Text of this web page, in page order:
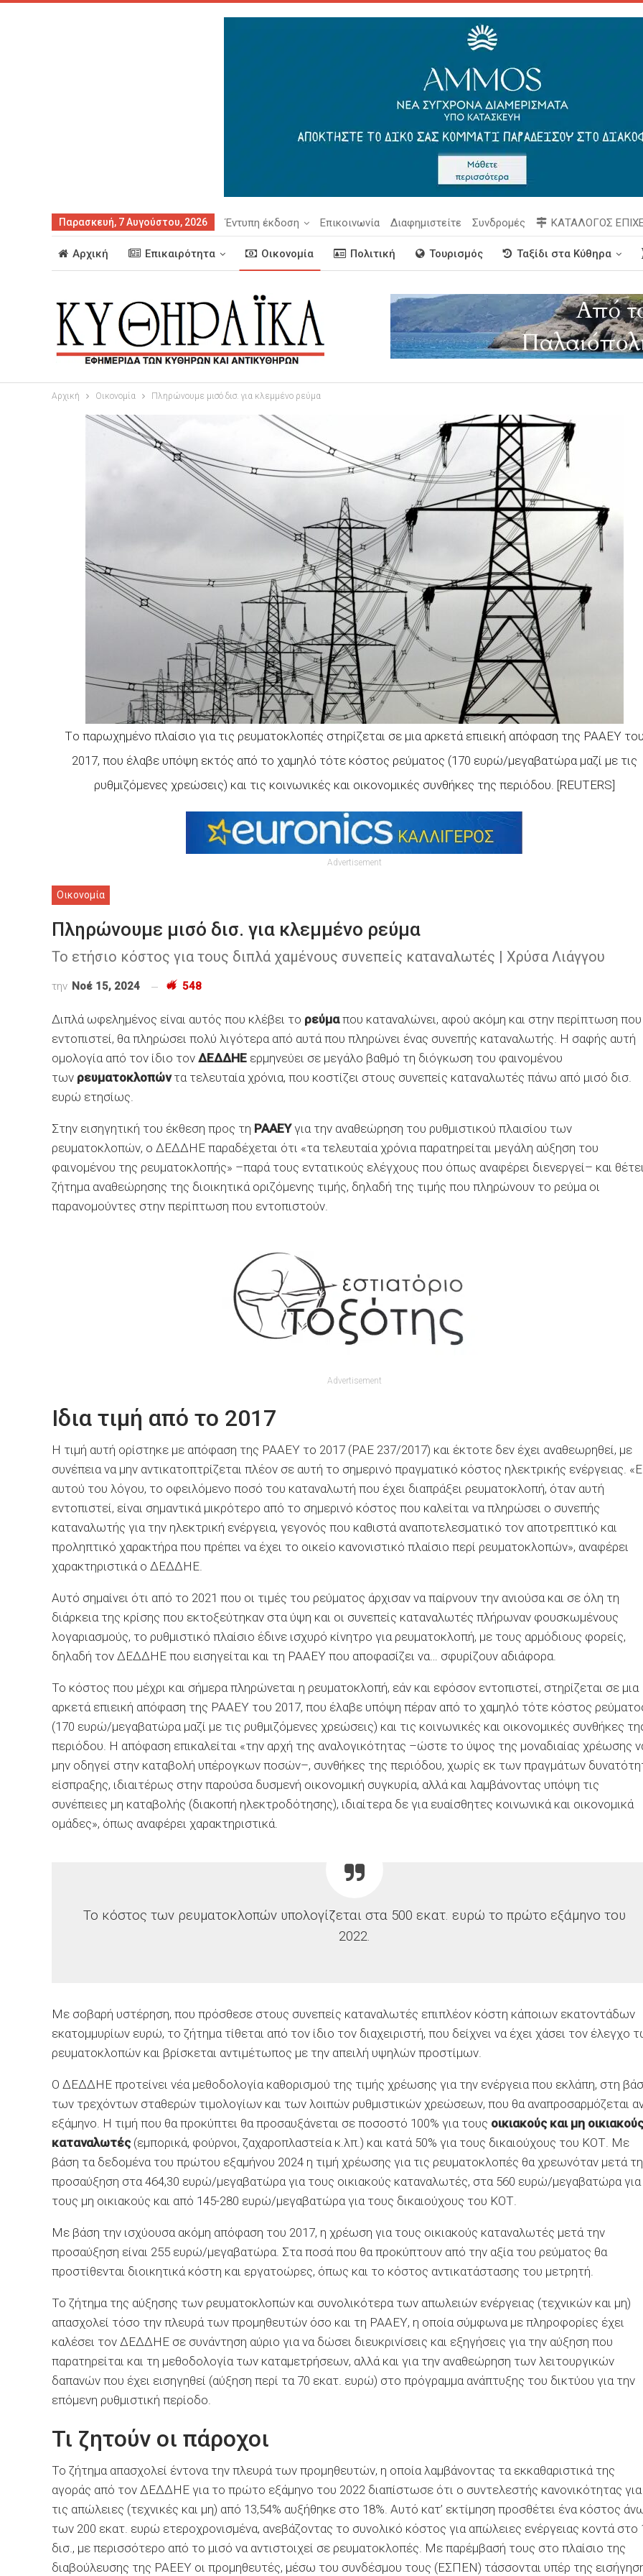
Παρασκευή, 7 Αυγούστου, 2026 Έντυπη έκδοση Επικοινωνία Διαφημιστείτε Συνδρομές ΚΑΤΑΛΟΓΟΣ
Αρχική Επικαιρότητα Οικονομία Πολιτική Τουρισμός Ταξίδι στα Κύθηρα
Αρχική Οικονομία Πληρώνουμε μισό δισ. για κλεμμένο ρεύμα
Tο παρωχημένο πλαίσιο για τις ρευματοκλοπές στηρίζεται σε μια αρκετά επιεική απόφαση της ΡΑΑΕΥ
2017, που έλαβε υπόψη εκτός από το χαμηλό τότε κόστος ρεύματος (170 ευρώ/μεγαβατώρα μαζί με τις
ρυθμιζόμενες χρεώσεις) και τις κοινωνικές και οικονομικές συνθήκες της περιόδου. [REUTERS]
Advertisement
Οικονομία
Πληρώνουμε μισό δισ. για κλεμμένο ρεύμα
Το ετήσιο κόστος για τους διπλά χαμένους συνεπείς καταναλωτές | Χρύσα Λιάγγου
την Νοέ 15, 2024 548
Διπλά ωφελημένος είναι αυτός που κλέβει το ρεύμαπου καταναλώνει, αφού ακόμη και στην περίπτωση που
εντοπιστεί, θα πληρώσει πολύ λιγότερα από αυτά που πληρώνει ένας συνεπής καταναλωτής. Η σαφής αυτή
ομολογία από τον ίδιο τον ΔΕΔΔΗΕ ερμηνεύει σε μεγάλο βαθμό τη διόγκωση του φαινομένου
των ρευματοκλοπώντα τελευταία χρόνια, που κοστίζει στους συνεπείς καταναλωτές πάνω από μισό δισ.
ευρώ ετησίως.
Στην εισηγητική του έκθεση προς τη ΡΑΑΕΥγια την αναθεώρηση του ρυθμιστικού πλαισίου των
ρευματοκλοπών, ο ΔΕΔΔΗΕ παραδέχεται ότι «τα τελευταία χρόνια παρατηρείται μεγάλη αύξηση του
φαινομένου της ρευματοκλοπής» –παρά τους εντατικούς ελέγχους που όπως αναφέρει διενεργεί– και
ζήτημα αναθεώρησης της διοικητικά οριζόμενης τιμής, δηλαδή της τιμής που πληρώνουν το ρεύμα οι
παρανομούντες στην περίπτωση που εντοπιστούν.
Advertisement
Ιδια τιμή από το 2017
Η τιμή αυτή ορίστηκε με απόφαση της ΡΑΑΕΥ το 2017 (ΡΑΕ 237/2017) και έκτοτε δεν έχει αναθεωρηθεί, με
συνέπεια να μην αντικατοπτρίζεται πλέον σε αυτή το σημερινό πραγματικό κόστος ηλεκτρικής ενέργειας.
αυτού του λόγου, το οφειλόμενο ποσό του καταναλωτή που έχει διαπράξει ρευματοκλοπή, όταν αυτή
εντοπιστεί, είναι σημαντικά μικρότερο από το σημερινό κόστος που καλείται να πληρώσει ο συνεπής
καταναλωτής για την ηλεκτρική ενέργεια, γεγονός που καθιστά αναποτελεσματικό τον αποτρεπτικό και
προληπτικό χαρακτήρα που πρέπει να έχει το οικείο κανονιστικό πλαίσιο περί ρευματοκλοπών», αναφέρει
χαρακτηριστικά ο ΔΕΔΔΗΕ.
Αυτό σημαίνει ότι από το 2021 που οι τιμές του ρεύματος άρχισαν να παίρνουν την ανιούσα και σε όλη τη
διάρκεια της κρίσης που εκτοξεύτηκαν στα ύψη και οι συνεπείς καταναλωτές πλήρωναν φουσκωμένους
λογαριασμούς, το ρυθμιστικό πλαίσιο έδινε ισχυρό κίνητρο για ρευματοκλοπή, με τους αρμόδιους φορείς,
δηλαδή τον ΔΕΔΔΗΕ που εισηγείται και τη ΡΑΑΕΥ που αποφασίζει να… σφυρίζουν αδιάφορα.
Το κόστος που μέχρι και σήμερα πληρώνεται η ρευματοκλοπή, εάν και εφόσον εντοπιστεί, στηρίζεται σε μια
αρκετά επιεική απόφαση της ΡΑΑΕΥ του 2017, που έλαβε υπόψη πέραν από το χαμηλό τότε κόστος
(170 ευρώ/μεγαβατώρα μαζί με τις ρυθμιζόμενες χρεώσεις) και τις κοινωνικές και οικονομικές συνθήκες
περιόδου. Η απόφαση επικαλείται «την αρχή της αναλογικότητας –ώστε το ύψος της μοναδιαίας χρέωσης
μην οδηγεί στην καταβολή υπέρογκων ποσών–, συνθήκες της περιόδου, χωρίς εκ των πραγμάτων
είσπραξης, ιδιαιτέρως στην παρούσα δυσμενή οικονομική συγκυρία, αλλά και λαμβάνοντας υπόψη τις
συνέπειες μη καταβολής (διακοπή ηλεκτροδότησης), ιδιαίτερα δε για ευαίσθητες κοινωνικά και οικονομικά
ομάδες», όπως αναφέρει χαρακτηριστικά.
Το κόστος των ρευματοκλοπών υπολογίζεται στα 500 εκατ. ευρώ το πρώτο εξάμηνο του
2022.
Με σοβαρή υστέρηση, που πρόσθεσε στους συνεπείς καταναλωτές επιπλέον κόστη κάποιων εκατοντάδων
εκατομμυρίων ευρώ, το ζήτημα τίθεται από τον ίδιο τον διαχειριστή, που δείχνει να έχει χάσει τον έλεγχο
ρευματοκλοπών και βρίσκεται αντιμέτωπος με την απειλή υψηλών προστίμων.
Ο ΔΕΔΔΗΕ προτείνει νέα μεθοδολογία καθορισμού της τιμής χρέωσης για την ενέργεια που εκλάπη, στη
των τρεχόντων σταθερών τιμολογίων και των λοιπών ρυθμιστικών χρεώσεων, που θα αναπροσαρμόζεται
εξάμηνο. Η τιμή που θα προκύπτει θα προσαυξάνεται σε ποσοστό 100% για τους οικιακούς και μη οικιακούς
καταναλωτές(εμπορικά, φούρνοι, ζαχαροπλαστεία κ.λπ.) και κατά 50% για τους δικαιούχους του ΚΟΤ. Με
βάση τα δεδομένα του πρώτου εξαμήνου 2024 η τιμή χρέωσης για τις ρευματοκλοπές θα χρεωνόταν μετά
προσαύξηση στα 464,30 ευρώ/μεγαβατώρα για τους οικιακούς καταναλωτές, στα 560 ευρώ/μεγαβατώρα για
τους μη οικιακούς και από 145-280 ευρώ/μεγαβατώρα για τους δικαιούχους του ΚΟΤ.
Με βάση την ισχύουσα ακόμη απόφαση του 2017, η χρέωση για τους οικιακούς καταναλωτές μετά την
προσαύξηση είναι 255 ευρώ/μεγαβατώρα. Στα ποσά που θα προκύπτουν από την αξία του ρεύματος θα
προστίθενται διοικητικά κόστη και εργατοώρες, όπως και το κόστος αντικατάστασης του μετρητή.
Το ζήτημα της αύξησης των ρευματοκλοπών και συνολικότερα των απωλειών ενέργειας (τεχνικών και μη)
απασχολεί τόσο την πλευρά των προμηθευτών όσο και τη ΡΑΑΕΥ, η οποία σύμφωνα με πληροφορίες έχει
καλέσει τον ΔΕΔΔΗΕ σε συνάντηση αύριο για να δώσει διευκρινίσεις και εξηγήσεις για την αύξηση που
παρατηρείται και τη μεθοδολογία των καταμετρήσεων, αλλά και για την αναθεώρηση των λειτουργικών
δαπανών που έχει εισηγηθεί (αύξηση περί τα 70 εκατ. ευρώ) στο πρόγραμμα ανάπτυξης του δικτύου για την
επόμενη ρυθμιστική περίοδο.
Τι ζητούν οι πάροχοι
Το ζήτημα απασχολεί έντονα την πλευρά των προμηθευτών, η οποία λαμβάνοντας τα εκκαθαριστικά της
αγοράς από τον ΔΕΔΔΗΕ για το πρώτο εξάμηνο του 2022 διαπίστωσε ότι ο συντελεστής κανονικότητας για
τις απώλειες (τεχνικές και μη) από 13,54% αυξήθηκε στο 18%. Αυτό κατ’ εκτίμηση προσθέτει ένα κόστος
των 200 εκατ. ευρώ ετεροχρονισμένα, ανεβάζοντας το συνολικό κόστος για απώλειες ενέργειας κοντά στο
δισ., με περισσότερο από το μισό να αντιστοιχεί σε ρευματοκλοπές. Με παρέμβασή τους στο πλαίσιο της
διαβούλευσης της ΡΑΕΕΥ οι προμηθευτές, μέσω του συνδέσμου τους (ΕΣΠΕΝ) τάσσονται υπέρ της